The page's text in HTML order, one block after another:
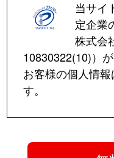
当サイ
定企業
株式会
10830322(10)）
お客様の個人情
す。